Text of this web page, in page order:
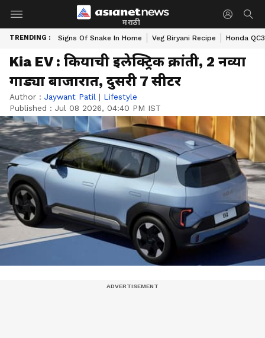
मराठी
TRENDING : Signs Of Snake In Home Veg Biryani Recipe Honda
Kia EV : कियाची इलेक्ट्रिक क्रांती, 2 नव्या
गाड्या बाजारात, दुसरी 7 सीटर
Author : Jaywant Patil | Lifestyle
Published : Jul 08 2026, 04:40 PM IST